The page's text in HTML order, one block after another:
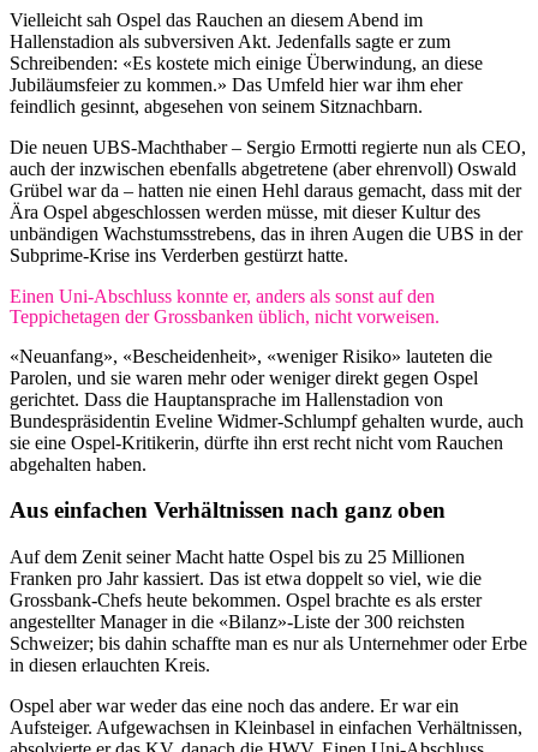
Vielleicht sah Ospel das Rauchen an diesem Abend im
Hallenstadion als subversiven Akt. Jedenfalls sagte er zum
Schreibenden: «Es kostete mich einige Überwindung, an diese
Jubiläumsfeier zu kommen.» Das Umfeld hier war ihm eher
feindlich gesinnt, abgesehen von seinem Sitznachbarn.
Die neuen UBS-Machthaber – Sergio Ermotti regierte nun als CEO,
auch der inzwischen ebenfalls abgetretene (aber ehrenvoll) Oswald
Grübel war da – hatten nie einen Hehl daraus gemacht, dass mit der
Ära Ospel abgeschlossen werden müsse, mit dieser Kultur des
unbändigen Wachstumsstrebens, das in ihren Augen die UBS in der
Subprime-Krise ins Verderben gestürzt hatte.
Einen Uni-Abschluss konnte er, anders als sonst auf den
Teppichetagen der Grossbanken üblich, nicht vorweisen.
«Neuanfang», «Bescheidenheit», «weniger Risiko» lauteten die
Parolen, und sie waren mehr oder weniger direkt gegen Ospel
gerichtet. Dass die Hauptansprache im Hallenstadion von
Bundespräsidentin Eveline Widmer-Schlumpf gehalten wurde, auch
sie eine Ospel-Kritikerin, dürfte ihn erst recht nicht vom Rauchen
abgehalten haben.
Aus einfachen Verhältnissen nach ganz oben
Auf dem Zenit seiner Macht hatte Ospel bis zu 25 Millionen
Franken pro Jahr kassiert. Das ist etwa doppelt so viel, wie die
Grossbank-Chefs heute bekommen. Ospel brachte es als erster
angestellter Manager in die «Bilanz»-Liste der 300 reichsten
Schweizer; bis dahin schaffte man es nur als Unternehmer oder Erbe
in diesen erlauchten Kreis.
Ospel aber war weder das eine noch das andere. Er war ein
Aufsteiger. Aufgewachsen in Kleinbasel in einfachen Verhältnissen,